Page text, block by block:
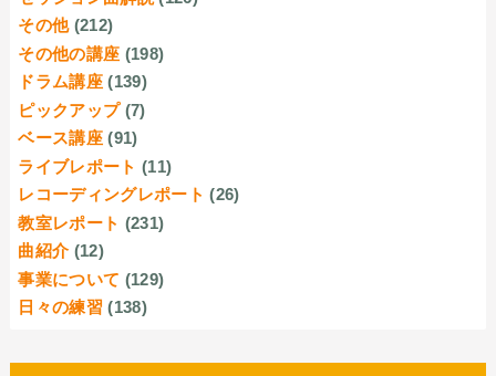
その他 (212)
その他の講座 (198)
ドラム講座 (139)
ピックアップ (7)
ベース講座 (91)
ライブレポート (11)
レコーディングレポート (26)
教室レポート (231)
曲紹介 (12)
事業について (129)
日々の練習 (138)